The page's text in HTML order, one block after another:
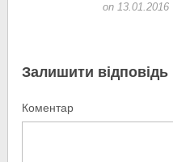
on 13.01.2016
Залишити відповідь
Коментар